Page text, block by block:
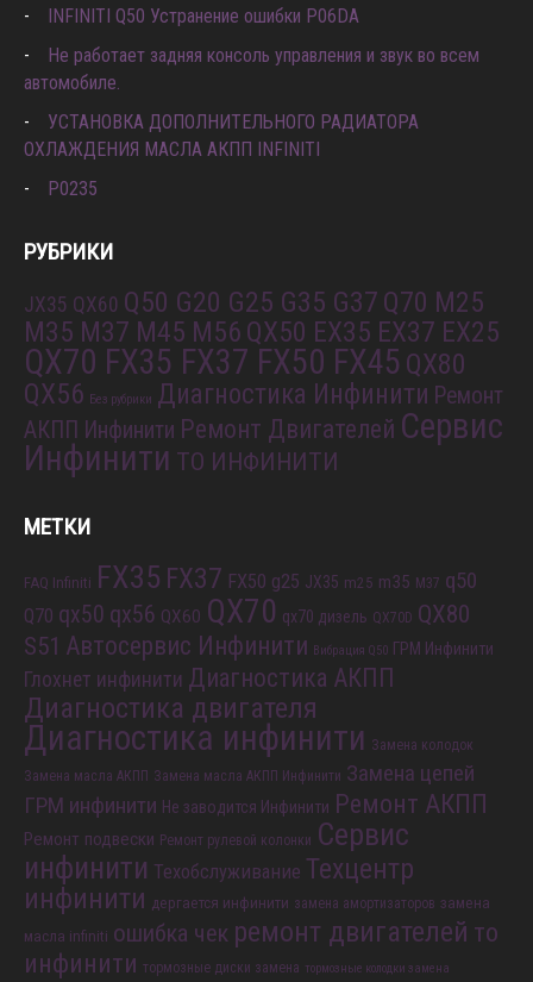
INFINITI Q50 Устранение ошибки P06DA
Не работает задняя консоль управления и звук во всем
автомобиле.
УСТАНОВКА ДОПОЛНИТЕЛЬНОГО РАДИАТОРА
ОХЛАЖДЕНИЯ МАСЛА АКПП INFINITI
P0235
РУБРИКИ
JX35 QX60 Q50 G20 G25 G35 G37 Q70 M25
M35 M37 M45 M56 QX50 EX35 EX37 EX25
QX70 FX35 FX37 FX50 FX45 QX80
QX56 Без рубрики Диагностика Инфинити Ремонт
АКПП Инфинити Ремонт Двигателей Сервис
Инфинити ТО ИНФИНИТИ
МЕТКИ
FAQ Infiniti FX35 FX37 FX50 g25 JX35 m25 m35 M37 q50
Q70 qx50 qx56 QX60 QX70 qx70 дизель QX70D QX80
S51 Автосервис Инфинити Вибрация Q50 ГРМ Инфинити
Глохнет инфинити Диагностика АКПП
Диагностика двигателя
Диагностика инфинити Замена колодок
Замена масла АКПП Замена масла АКПП Инфинити Замена цепей
ГРМ инфинити Не заводится Инфинити Ремонт АКПП
Ремонт подвески Ремонт рулевой колонки Сервис
инфинити Техобслуживание Техцентр
инфинити дергается инфинити замена амортизаторов замена
масла infiniti ошибка чек ремонт двигателей то
инфинити тормозные диски замена тормозные колодки замена